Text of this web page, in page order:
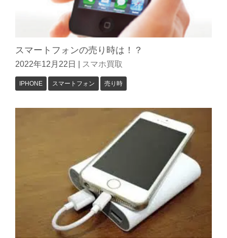
スマートフォンの売り時は！？
2022年12月22日 スマホ買取
IPHONE スマートフォン 売り時